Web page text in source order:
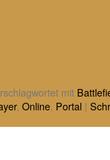
mit
, Online, Portal |